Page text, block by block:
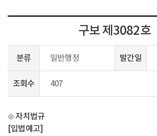
구보 제3082호
분류 일반행정 발간일
조회수 407
⊙ 자치법규
[입법예고]